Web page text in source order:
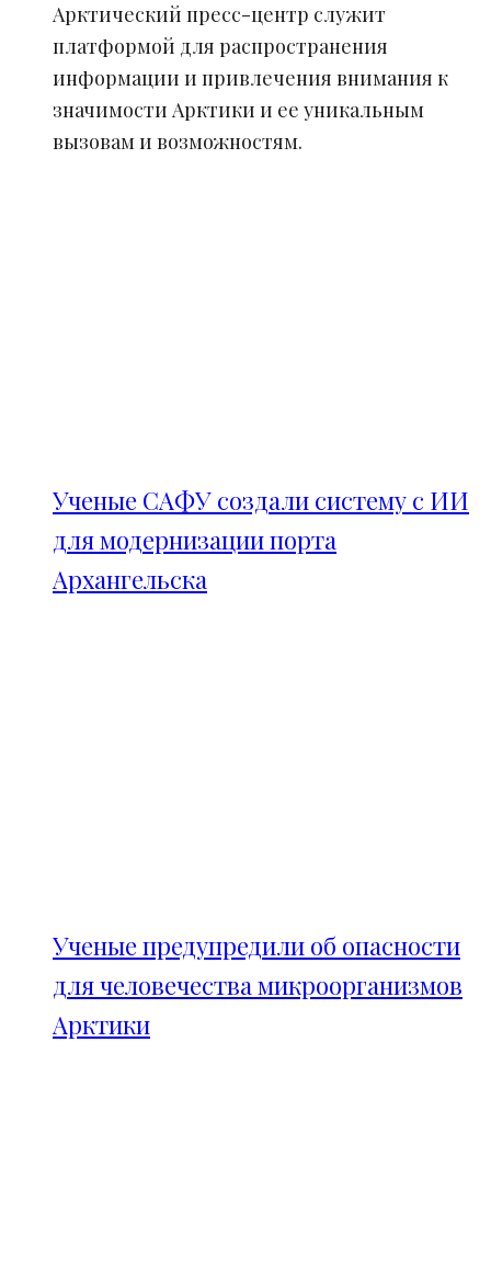
Арктический пресс-центр служит
платформой для распространения
информации и привлечения внимания к
значимости Арктики и ее уникальным
вызовам и возможностям.
Ученые САФУ создали систему с ИИ
для модернизации порта
Архангельска
Ученые предупредили об опасности
для человечества микроорганизмов
Арктики